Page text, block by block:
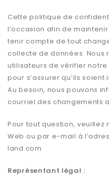
Cette politique de
l’occasion afin de
tenir compte de tout
collecte de données. Nous
utilisateurs de vérifier
pour s’assurer qu’ils
Au besoin, nous pouvons
courriel des changements
Pour tout question,
Web ou par e-mail à
land.com
Représentant légal :